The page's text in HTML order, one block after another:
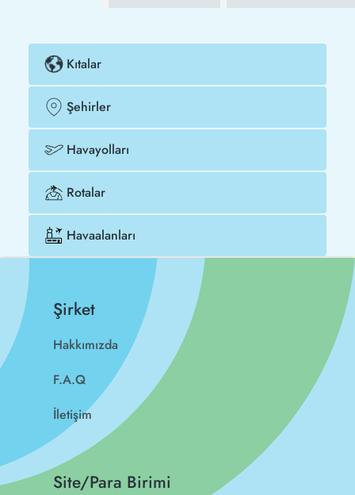
Kıtalar
Şehirler
Havayolları
Rotalar
Havaalanları
Şirket
Hakkımızda
F.A.Q
İletişim
Site/Para Birimi